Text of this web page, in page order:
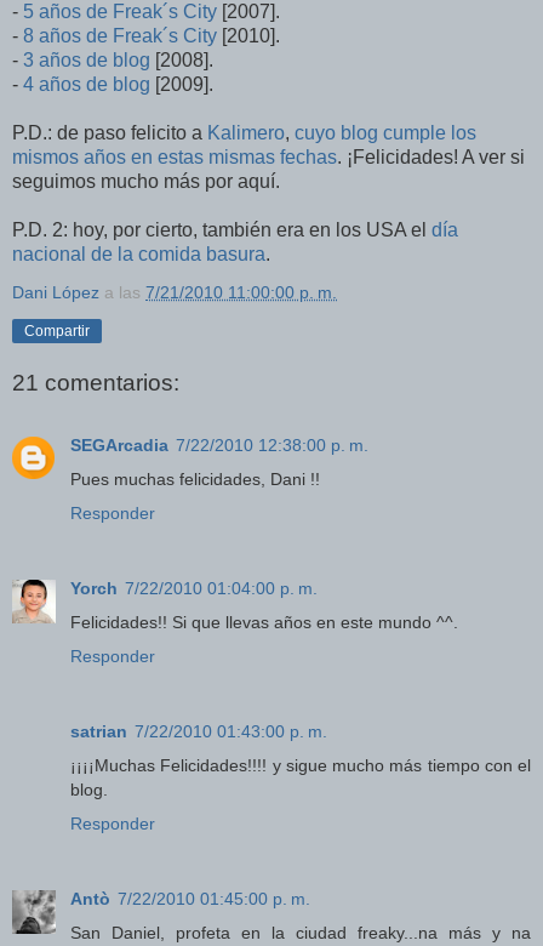
- 5 años de Freak´s City [2007].
- 8 años de Freak´s City [2010].
- 3 años de blog [2008].
- 4 años de blog [2009].
P.D.: de paso felicito a Kalimero, cuyo blog cumple los
mismos años en estas mismas fechas. ¡Felicidades! A ver si
seguimos mucho más por aquí.
P.D. 2: hoy, por cierto, también era en los USA el día
nacional de la comida basura.
Dani López a las 7/21/2010 11:00:00 p. m.
Compartir
21 comentarios:
SEGArcadia 7/22/2010 12:38:00 p. m.
Pues muchas felicidades, Dani !!
Responder
Yorch 7/22/2010 01:04:00 p. m.
Felicidades!! Si que llevas años en este mundo ^^.
Responder
satrian 7/22/2010 01:43:00 p. m.
¡¡¡¡Muchas Felicidades!!!! y sigue mucho más tiempo con el
blog.
Responder
Antò 7/22/2010 01:45:00 p. m.
San Daniel, profeta en la ciudad freaky...na más y na